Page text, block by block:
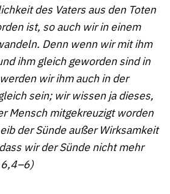
des Vaters aus den Toten
ist, so auch wir in einem
Denn wenn wir mit ihm
ihm gleich geworden sind in
wir ihm auch in der
sein; wir wissen ja dieses,
Mensch mitgekreuzigt worden
der Sünde außer Wirksamkeit
wir der Sünde nicht mehr
6,4–6)